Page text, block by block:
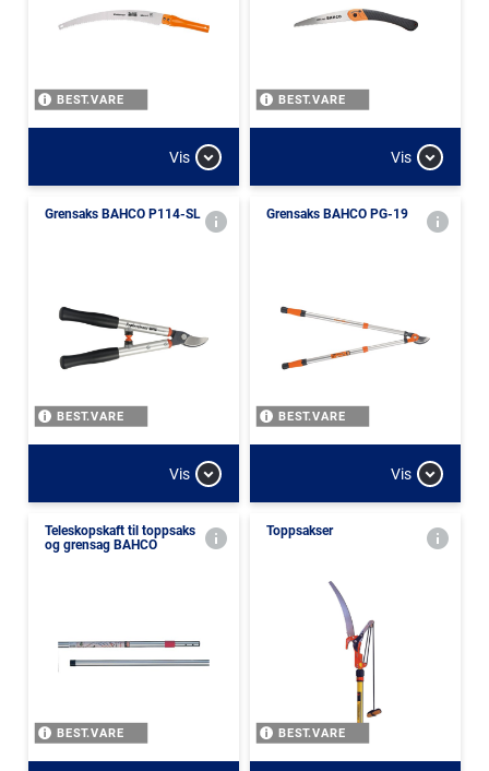
BEST.VARE
Vis
BEST.VARE
Vis
Grensaks BAHCO P114-SL
BEST.VARE
Vis
Grensaks BAHCO PG-19
BEST.VARE
Vis
Teleskopskaft til toppsaks
og grensag BAHCO
BEST.VARE
Toppsakser
BEST.VARE